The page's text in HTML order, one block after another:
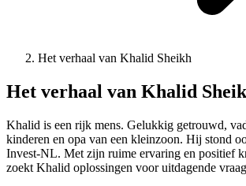
Het verhaal van Khalid Sheikh
Het verhaal van Khalid
Khalid is een rijk mens. Gelukkig getrouwd,
kinderen en opa van een kleinzoon. Hij stond
Invest-NL. Met zijn ruime ervaring en positief
zoekt Khalid oplossingen voor uitdagende